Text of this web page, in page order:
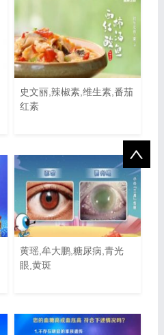
史文丽,辣椒素,维生素,番茄
红素
黄瑶,牟大鹏,糖尿病,青光
眼,黄斑